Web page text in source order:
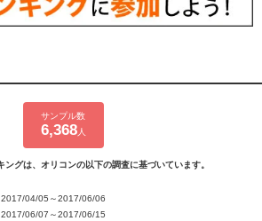
サンプル数
6,368人
ングは、オリコンの以下の調査に基づいています。
2017/04/05～2017/06/06
2017/06/07～2017/06/15